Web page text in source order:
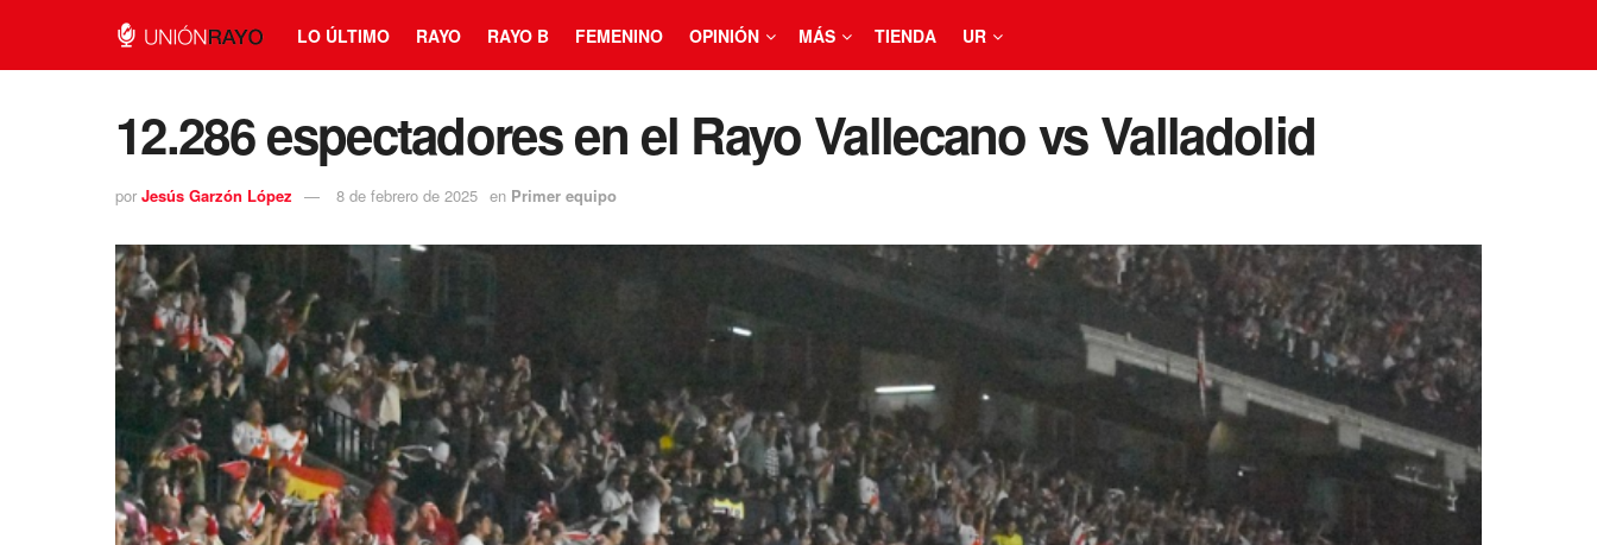
LO ÚLTIMO RAYO RAYO B FEMENINO OPINIÓN MÁS TIENDA UR
12.286 espectadores en el Rayo Vallecano vs Valladolid
por Jesús Garzón López 8 de febrero de 2025 en Primer equipo